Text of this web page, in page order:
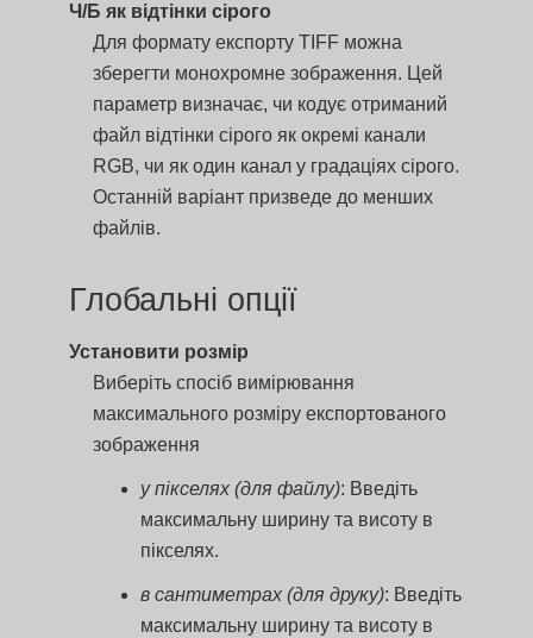
Ч/Б як відтінки сірого
Для формату експорту TIFF можна
зберегти монохромне зображення. Цей
параметр визначає, чи кодує отриманий
файл відтінки сірого як окремі канали
RGB, чи як один канал у градаціях сірого.
Останній варіант призведе до менших
файлів.
Глобальні опції
Установити розмір
Виберіть спосіб вимірювання
максимального розміру експортованого
зображення
у пікселях (для файлу): Введіть
максимальну ширину та висоту в
пікселях.
в сантиметрах (для друку): Введіть
максимальну ширину та висоту в